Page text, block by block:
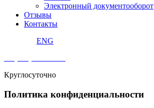
Электронный документооборот
Отзывы
Контакты
ENG
Круглосуточно
Политика конфиденциальности